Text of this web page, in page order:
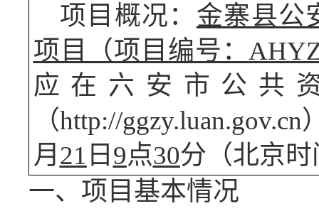
项目概况： 金寨县公
项目（项目编号：
应在六安市公共
（http://
月 21 日 9点30分（北京
一、项目基本情况